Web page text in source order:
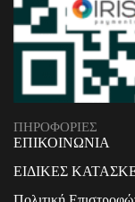
ΠΗΡΟΦΟΡΙΕΣ
ΕΠΙΚΟΙΝΩΝΙΑ
ΕΙΔΙΚΕΣ